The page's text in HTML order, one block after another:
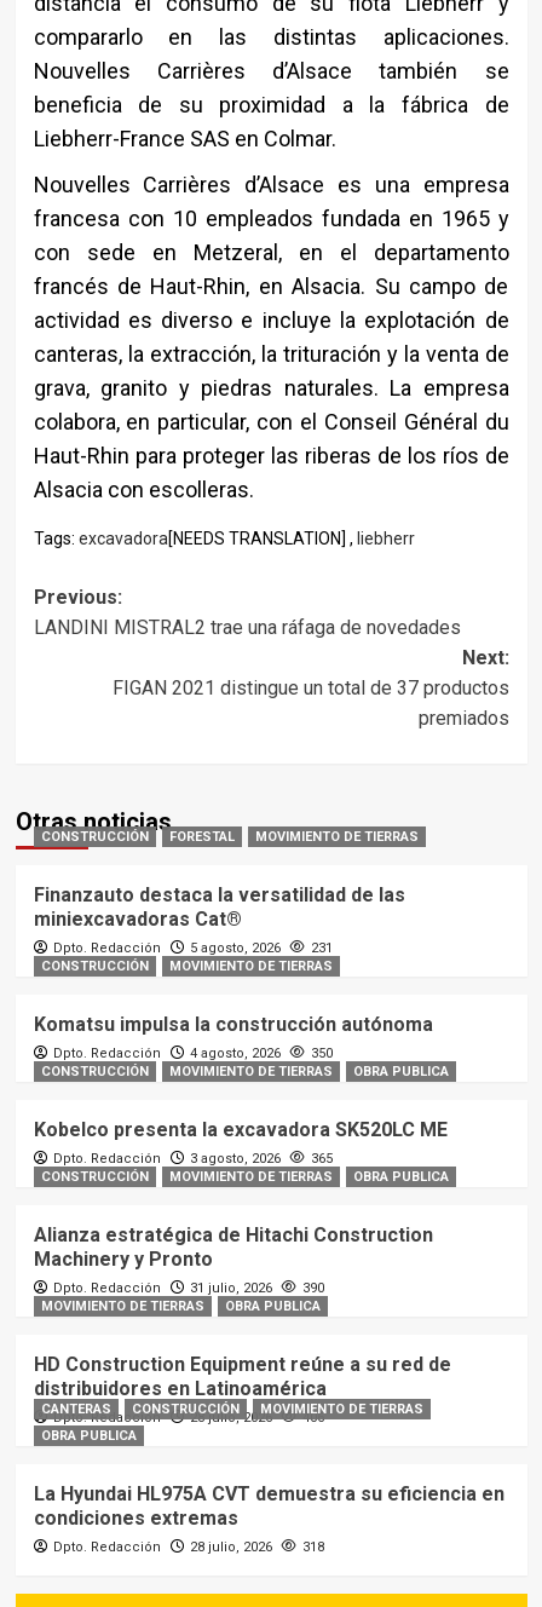
compararlo en las distintas aplicaciones.
Nouvelles Carrières d’Alsace también se
beneficia de su proximidad a la fábrica de
Liebherr-France SAS en Colmar.
Nouvelles Carrières d’Alsace es una empresa
francesa con 10 empleados fundada en 1965 y
con sede en Metzeral, en el departamento
francés de Haut-Rhin, en Alsacia. Su campo de
actividad es diverso e incluye la explotación de
canteras, la extracción, la trituración y la venta de
grava, granito y piedras naturales. La empresa
colabora, en particular, con el Conseil Général du
Haut-Rhin para proteger las riberas de los ríos de
Alsacia con escolleras.
Tags: excavadora[NEEDS TRANSLATION] , liebherr
Post
Previous:
LANDINI MISTRAL2 trae una ráfaga de novedades
Next:
FIGAN 2021 distingue un total de 37 productos
premiados
Otras noticias
CONSTRUCCIÓN FORESTAL MOVIMIENTO DE TIERRAS
Finanzauto destaca la versatilidad de las
miniexcavadoras Cat®
Dpto. Redacción 5 agosto, 2026
231
CONSTRUCCIÓN
MOVIMIENTO DE TIERRAS
Komatsu impulsa la construcción autónoma
Dpto. Redacción 4 agosto, 2026
350
CONSTRUCCIÓN
MOVIMIENTO DE TIERRAS OBRA PUBLICA
Kobelco presenta la excavadora SK520LC ME
Dpto. Redacción 3 agosto, 2026
365
CONSTRUCCIÓN
MOVIMIENTO DE TIERRAS OBRA PUBLICA
Alianza estratégica de Hitachi Construction
Machinery y Pronto
Dpto. Redacción 31 julio, 2026
390
MOVIMIENTO DE TIERRAS
OBRA PUBLICA
HD Construction Equipment reúne a su red de
distribuidores en Latinoamérica
Dpto. Redacción 28 julio, 2026 406
CANTERAS CONSTRUCCIÓN
MOVIMIENTO DE TIERRAS
OBRA PUBLICA
La Hyundai HL975A CVT demuestra su eficiencia en
condiciones extremas
Dpto. Redacción 28 julio, 2026 318